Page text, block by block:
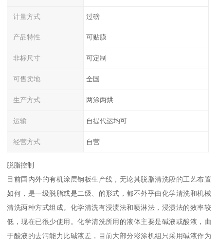
计量方式 过磅
产品特性 可贴膜
非标尺寸 可定制
可售卖地 全国
生产方式 两涂两烘
运输 自提代运均可
经营方式 自营
脱脂控制
目前国内外的有机涂层钢板生产线，无论其脱脂清洗段的工艺布置
如何，是一级脱脂或是二级、的形式，都不外乎由化学清洗和机械
清洗两种方式组成。化学清洗有浸渍法和喷淋法，浸渍法的效率较
低，现在已很少使用。化学清洗所用的液体主要是碱液或酸液，由
于酸液的去污能力比碱液差，目前大部分彩涂机组只采用碱液作为